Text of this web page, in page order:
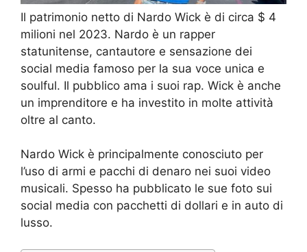
Il patrimonio netto di Nardo Wick è di circa $ 4
milioni nel 2023. Nardo è un rapper
statunitense, cantautore e sensazione dei
social media famoso per la sua voce unica e
soulful. Il pubblico ama i suoi rap. Wick è anche
un imprenditore e ha investito in molte attività
oltre al canto.
Nardo Wick è principalmente conosciuto per
l’uso di armi e pacchi di denaro nei suoi video
musicali. Spesso ha pubblicato le sue foto sui
social media con pacchetti di dollari e in auto di
lusso.